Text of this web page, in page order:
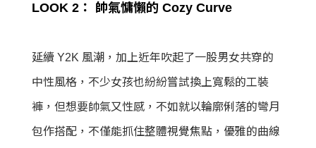
LOOK 2： 帥氣慵懶的 Cozy Curve
延續 Y2K 風潮，加上近年吹起了一股男女共穿的
中性風格，不少女孩也紛紛嘗試換上寬鬆的工裝
褲，但想要帥氣又性感，不如就以輪廓俐落的彎月
包作搭配，不僅能抓住整體視覺焦點，優雅的曲線